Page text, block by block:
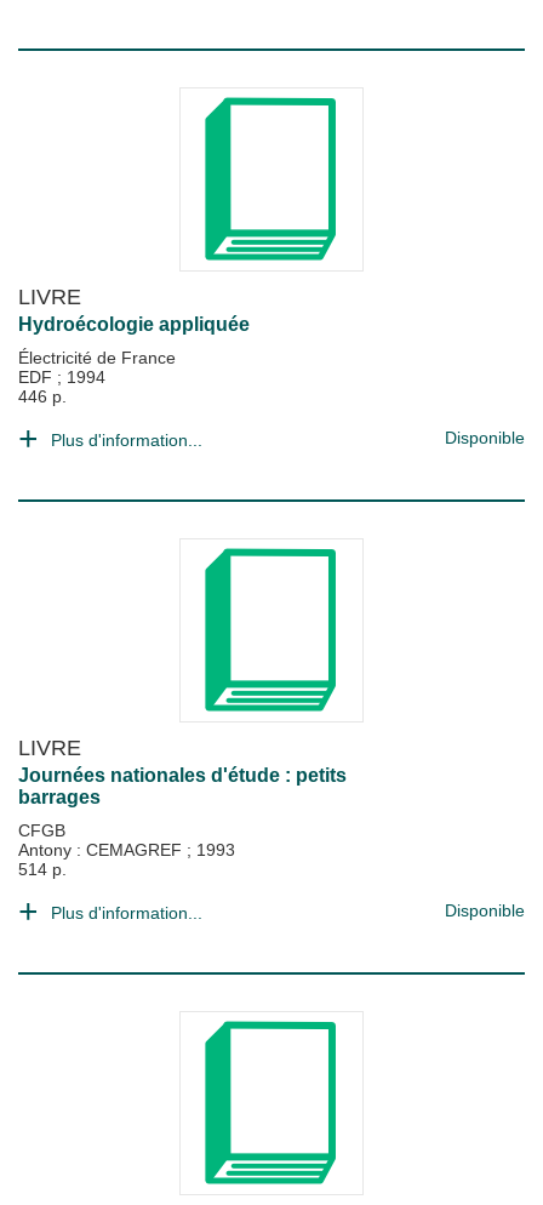
LIVRE
Hydroécologie appliquée
Électricité de France
EDF ; 1994
446 p.
Plus d'information... Disponible
LIVRE
Journées nationales d'étude : petits
barrages
CFGB
Antony : CEMAGREF ; 1993
514 p.
Plus d'information... Disponible